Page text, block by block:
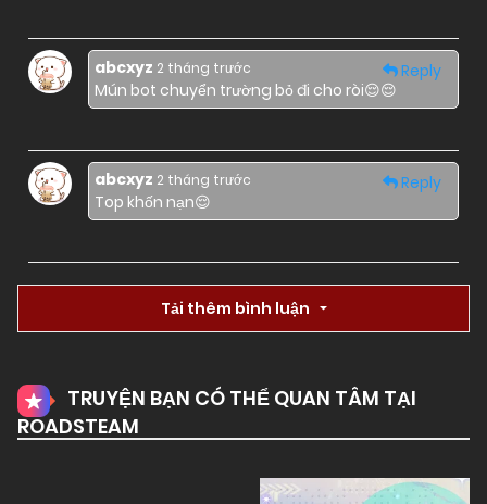
abcxyz 2 tháng trước
Mún bot chuyển trường bỏ đi cho ròi😌😌
Reply
abcxyz 2 tháng trước
Top khốn nạn😌
Reply
Tải thêm bình luận
TRUYỆN BẠN CÓ THỂ QUAN TÂM TẠI
ROADSTEAM